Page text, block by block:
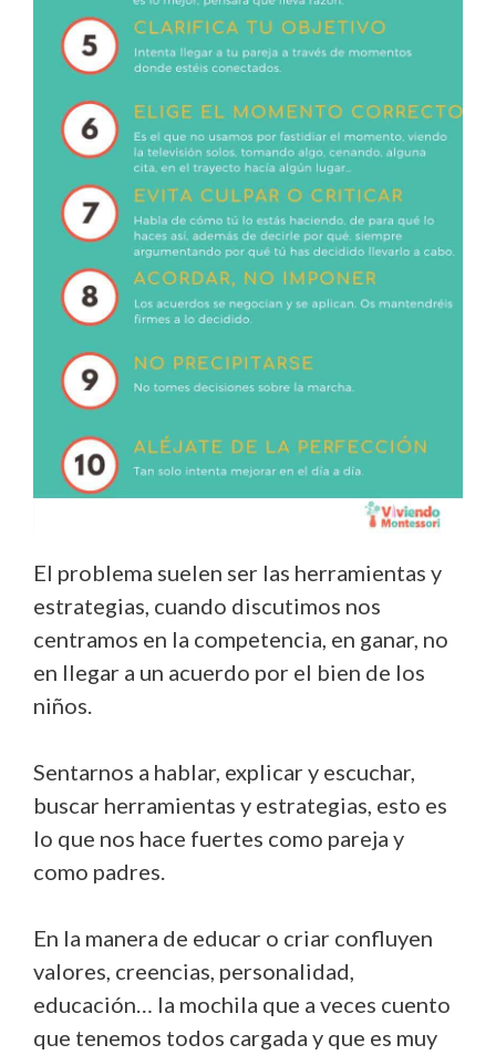
El problema suelen ser las herramientas y
estrategias, cuando discutimos nos
centramos en la competencia, en ganar, no
en llegar a un acuerdo por el bien de los
niños.
Sentarnos a hablar, explicar y escuchar,
buscar herramientas y estrategias, esto es
lo que nos hace fuertes como pareja y
como padres.
En la manera de educar o criar confluyen
valores, creencias, personalidad,
educación… la mochila que a veces cuento
que tenemos todos cargada y que es muy